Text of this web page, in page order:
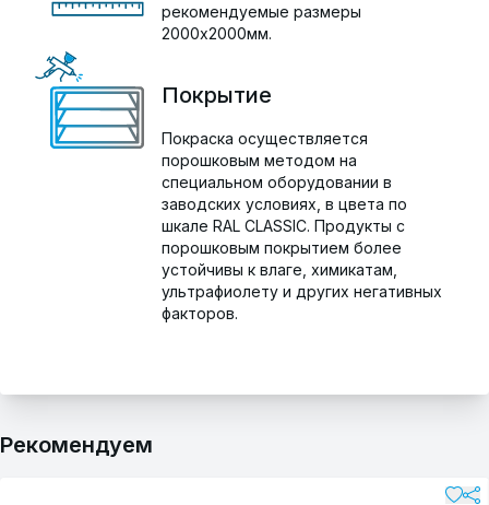
рекомендуемые размеры
2000х2000мм.
Покрытие
Покраска осуществляется
порошковым методом на
специальном оборудовании в
заводских условиях, в цвета по
шкале RAL CLASSIC. Продукты с
порошковым покрытием более
устойчивы к влаге, химикатам,
ультрафиолету и других негативных
факторов.
Рекомендуем